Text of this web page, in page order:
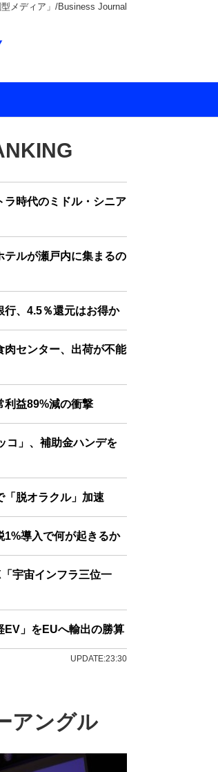
メディア」/Business Journal
ラ時代のミドル・シニア
テルが瀬戸内に集まるの
行、4.5％還元はお得か
肉センター、出荷が不能
利益89%減の衝撃
コ」、補助金ハンデを
「脱オラクル」加速
1%導入で何が起きるか
宇宙インフラ三位一
EV」をEUへ輸出の勝算
UPDATE:23:30
アングル
JOURNAL
JOURNAL